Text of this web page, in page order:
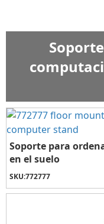
Soporte para
en el suelo
SKU:772777